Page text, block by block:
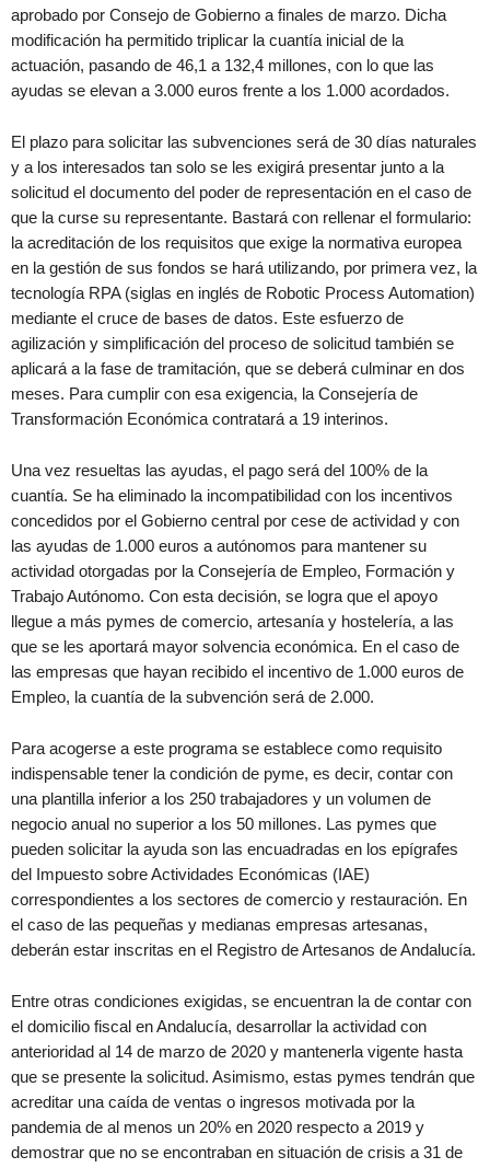
aprobado por Consejo de Gobierno a finales de marzo. Dicha
modificación ha permitido triplicar la cuantía inicial de la
actuación, pasando de 46,1 a 132,4 millones, con lo que las
ayudas se elevan a 3.000 euros frente a los 1.000 acordados.
El plazo para solicitar las subvenciones será de 30 días naturales
y a los interesados tan solo se les exigirá presentar junto a la
solicitud el documento del poder de representación en el caso de
que la curse su representante. Bastará con rellenar el formulario:
la acreditación de los requisitos que exige la normativa europea
en la gestión de sus fondos se hará utilizando, por primera vez, la
tecnología RPA (siglas en inglés de Robotic Process Automation)
mediante el cruce de bases de datos. Este esfuerzo de
agilización y simplificación del proceso de solicitud también se
aplicará a la fase de tramitación, que se deberá culminar en dos
meses. Para cumplir con esa exigencia, la Consejería de
Transformación Económica contratará a 19 interinos.
Una vez resueltas las ayudas, el pago será del 100% de la
cuantía. Se ha eliminado la incompatibilidad con los incentivos
concedidos por el Gobierno central por cese de actividad y con
las ayudas de 1.000 euros a autónomos para mantener su
actividad otorgadas por la Consejería de Empleo, Formación y
Trabajo Autónomo. Con esta decisión, se logra que el apoyo
llegue a más pymes de comercio, artesanía y hostelería, a las
que se les aportará mayor solvencia económica. En el caso de
las empresas que hayan recibido el incentivo de 1.000 euros de
Empleo, la cuantía de la subvención será de 2.000.
Para acogerse a este programa se establece como requisito
indispensable tener la condición de pyme, es decir, contar con
una plantilla inferior a los 250 trabajadores y un volumen de
negocio anual no superior a los 50 millones. Las pymes que
pueden solicitar la ayuda son las encuadradas en los epígrafes
del Impuesto sobre Actividades Económicas (IAE)
correspondientes a los sectores de comercio y restauración. En
el caso de las pequeñas y medianas empresas artesanas,
deberán estar inscritas en el Registro de Artesanos de Andalucía.
Entre otras condiciones exigidas, se encuentran la de contar con
el domicilio fiscal en Andalucía, desarrollar la actividad con
anterioridad al 14 de marzo de 2020 y mantenerla vigente hasta
que se presente la solicitud. Asimismo, estas pymes tendrán que
acreditar una caída de ventas o ingresos motivada por la
pandemia de al menos un 20% en 2020 respecto a 2019 y
demostrar que no se encontraban en situación de crisis a 31 de